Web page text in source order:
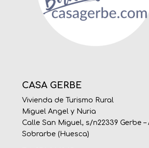
CASA GERBE
Vivienda de Turismo Rural
Miguel Angel y Nuria
Calle San Miguel, s/n22339 Gerbe –
Sobrarbe (Huesca)